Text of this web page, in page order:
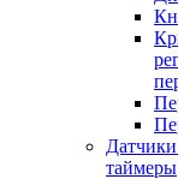
таймеры